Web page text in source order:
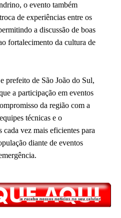
o evento também
de experiências entre os
a discussão de boas
fortalecimento da cultura de
prefeito de São João do Sul,
a participação em eventos
da região com a
técnicas e o
cada vez mais eficientes para
diante de eventos